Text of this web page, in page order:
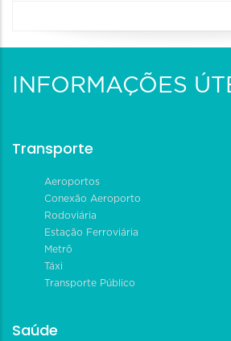
INFORMAÇÕES
Transporte
Aeroportos
Conexão Aeroporto
Rodoviária
Estação Ferroviária
Metrô
Táxi
Transporte Público
Saúde